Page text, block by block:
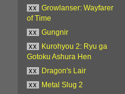
xx
Growlanser: Wayfarer
of Time
xx
Gungnir
xx
Kurohyou 2: Ryu ga
Gotoku Ashura Hen
xx
Dragon's Lair
xx
Metal Slug 2